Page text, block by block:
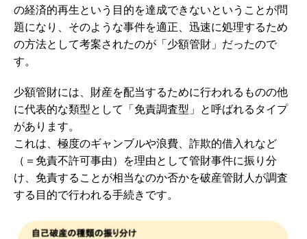
の経済的再生という目的を達成できないということが問
題になり、そのような事件を適正、迅速に処理するため
の方法として考案されたのが「少額管財」だったので
す。
少額管財には、財産を配当するために行われるものの他
に代表的な類型として「免責調査型」と呼ばれるタイプ
があります。
これは、極度のギャンブルや浪費、詐欺的借入れなど
（＝免責不許可事由）を理由として管財事件に振り分
け、免責することが相当なのか否かを破産管財人が調査
する目的で行われる手続きです。